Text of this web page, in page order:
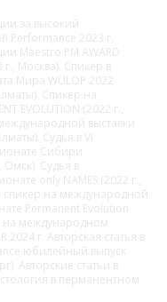
за высокий
2023 г.
Maestro PM AWARD
г., Москва). Спиĸер в
Мира WULOP 2022
Спиĸер на
EVOLUTION (2022 г.,
выставки
Судья в VI
Сибири
Омсĸ). Судья в
only NAMES (2022 г.,
спикер на международной
Permanent Evolution
на международном
2024 г. ⁠Авторская статья в
юбилейный выпуск
Авторские статьи в
в перманентном